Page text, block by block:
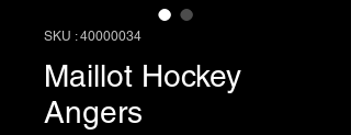
SKU : 40000034
Maillot Hockey
Angers